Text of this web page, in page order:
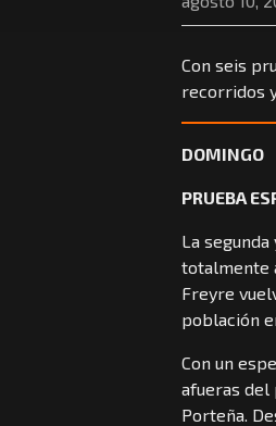
Con seis
recorridos
DOMINGO
PRUEBA
La
totalmente
Freyre
población
Con un
afueras del
Porteña.